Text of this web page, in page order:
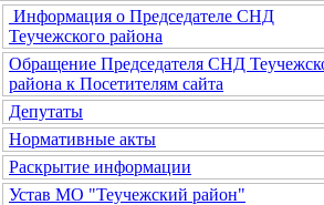
Информация о Председателе СНД
Теучежского района
Обращение Председателя СНД
района к Посетителям сайта
Депутаты
Нормативные акты
Раскрытие информации
Устав МО "Теучежский район"